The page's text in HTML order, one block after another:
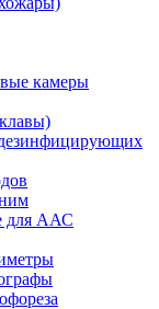
камеры
для ААС